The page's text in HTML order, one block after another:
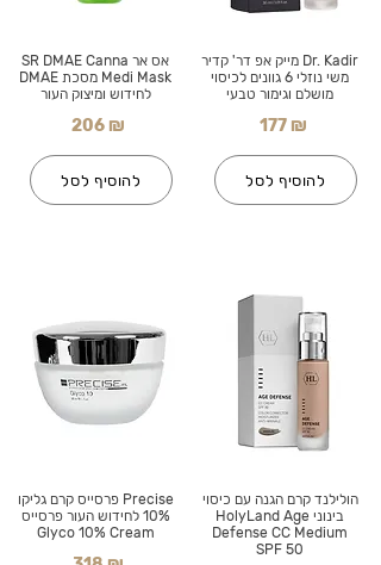
אס אר SR DMAE Canna
Medi Mask מסכת DMAE
לחידוש ומיצוק העור
206 ₪
להוסיף לסל
Precise פרסייס קרם גליקו
10% לחידוש העור פרסייס
Glyco 10% Cream
Dr. Kadir מייק אפ דר' קדיר
משי נוזלי 6 גוונים לכיסוי
מושלם וגימור טבעי
177 ₪
להוסיף לסל
הולילנד קרם הגנה עם כיסוי
בינוני HolyLand Age
Defense CC Medium
SPF 50